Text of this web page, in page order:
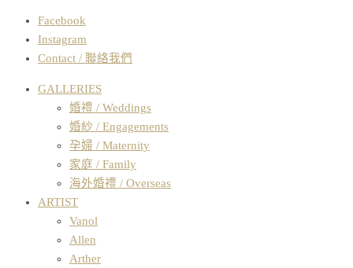
Facebook
Instagram
Contact / 聯絡我們
GALLERIES
婚禮 / Weddings
婚紗 / Engagements
孕婦 / Maternity
家庭 / Family
海外婚禮 / Overseas
ARTIST
Vanol
Allen
Arther